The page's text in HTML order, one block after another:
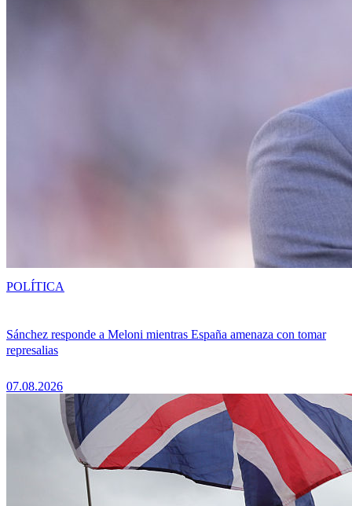
Sánchez responde a Meloni mientras España amenaza con tomar
represalias
07.08.2026
POLÍTICA